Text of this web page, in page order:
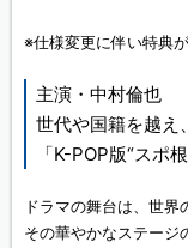
※仕様変更に伴い特典
主演・中村倫也
世代や国籍を越え
「K-POP版“スポ
ドラマの舞台は、世界
その華やかなステージ